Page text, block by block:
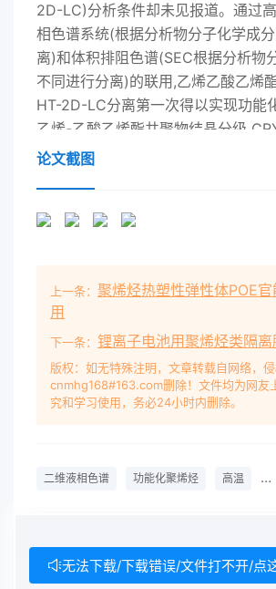
2D-LC)分析条件却未见报道。通过
相色谱系统(根据分析物分子化学成
离)和体积排阻色谱(SEC根据分析物
不同进行分离)的联用,乙烯乙酸乙烯
HT-2D-LC分离第一次得以实现功能
乙烯-乙酸乙烯酯共聚物结晶分级
淋洗分级(TREF技术(EⅤA),是重要的
胶片和热熔黏技术均利用了 Flory的
来揭示整体能、低廉的价格和易于获
市场以每的化学异质性。这个过程可
线年5%~6%的速度增长。因此,功能
的方式实现。然而,整个方法仅限于良
为聚烯烃研究中的重要领域2。品,因
高的样本(质量分数>10%)不聚烯烃具
链段长度和立构规整费时。度。综合
间关系是十分重高效液相色谱(HPLC
的分离可以通过要的。在功能化聚烯
论文截图
上一条： 聚烯烃热塑性弹性体POE
用
下一条： 锂离子电池用聚烯烃类隔
版权：如无特殊注明，文章转载自网络，
cnmhg168#163.com删除！文件均为网友
究和学习使用，务必24小时内删除。
二维液相色谱 功能化聚烯烃 高温
无法下载/下载错误/文件打不开/点